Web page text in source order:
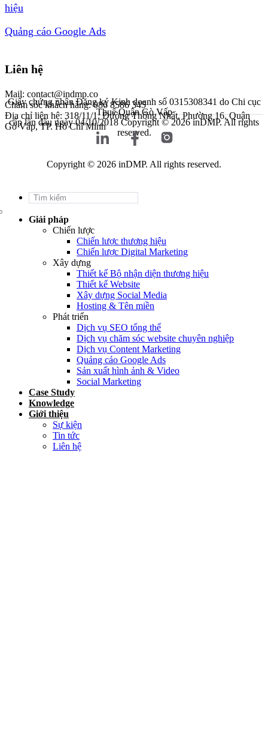
hiệu
Quảng cáo Google Ads
Liên hệ
Mail: contact@indmp.co
Chăm sóc khách hàng: 086 8586 345
Địa chỉ liên hệ: 318/11/1, Đường Thống Nhất, Phường 16, Quận
Gò Vấp, TP. Hồ Chí Minh
Giấy chứng nhận Đăng ký Kinh doanh số 0315308341 do Chi cục
Thuế Quận Gò Vấp
cấp lần đầu ngày 04/10/2018Copyright © 2026 inDMP. All rights
reserved.
Copyright © 2026 inDMP. All rights reserved.
Giải pháp
Chiến lược
Chiến lược thương hiệu
Chiến lược Digital Marketing
Xây dựng
Thiết kế Bộ nhận diện thương hiệu
Thiết kế Website
Xây dựng Social Media
Hosting & Tên miền
Phát triển
Dịch vụ SEO tổng thể
Dịch vụ chăm sóc website chuyên nghiệp
Dịch vụ Content Marketing
Quảng cáo Google Ads
Sản xuất hình ảnh & Video
Social Marketing
Case Study
Knowledge
Giới thiệu
Sự kiện
Tin tức
Liên hệ